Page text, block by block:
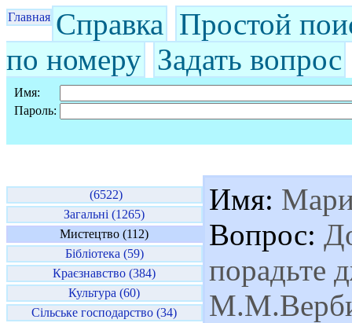
Главная Справка Простой
по номеру Задать вопрос
Имя:
Пароль:
(6522)
Загальні (1265)
Мистецтво (112)
Бібліотека (59)
Краєзнавство (384)
Культура (60)
Сільське господарство (34)
Имя:
Вопрос:
порадьте